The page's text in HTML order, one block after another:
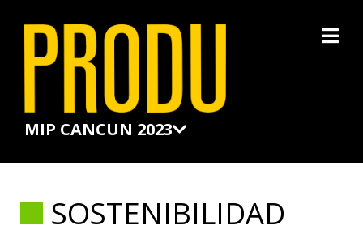
MIP CANCUN 2023
×
SOSTENIBILIDAD